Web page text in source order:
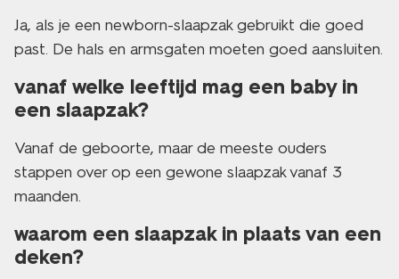
Ja, als je een newborn-slaapzak gebruikt die goed
past. De hals en armsgaten moeten goed aansluiten.
vanaf welke leeftijd mag een baby in
een slaapzak?
Vanaf de geboorte, maar de meeste ouders
stappen over op een gewone slaapzak vanaf 3
maanden.
waarom een slaapzak in plaats van een
deken?